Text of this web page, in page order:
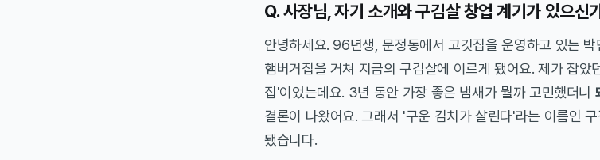
Q. 사장님, 자기 소개와 구김살 창업 계기가 있으신
안녕하세요. 96년생, 문정동에서 고깃집을 운영하고 있는
햄버거집을 거쳐 지금의 구김살에 이르게 됐어요. 제가 잡았
집'이었는데요. 3년 동안 가장 좋은 냄새가 뭘까 고민했더니
결론이 나왔어요. 그래서 '구운 김치가 살린다'라는 이름인
됐습니다.